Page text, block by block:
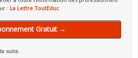
: La Lettre ToutEduc
Gratuit →
suite.